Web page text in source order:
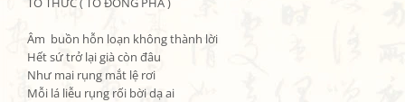
TÔ THỨC ( TÔ ĐÔNG PHA )
Âm  buồn hỗn loạn không thành lời
Hết sứ trở lại già còn đâu
Như mai rụng mắt lệ rơi
Mỗi lá liễu rụng rối bời dạ ai